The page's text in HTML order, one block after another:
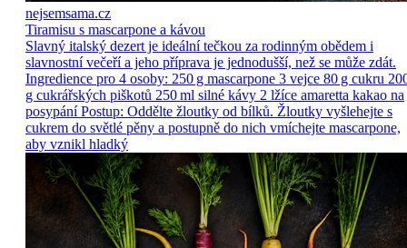
nejsemsama.cz
Tiramisu s mascarpone a kávou
Slavný italský dezert je ideální tečkou za rodinným obědem i
slavnostní večeří a jeho příprava je jednodušší, než se může zdát.
Ingredience pro 4 osoby: 250 g mascarpone 3 vejce 80 g cukru
g cukrářských piškotů 250 ml silné kávy 2 lžíce amaretta kakao na
posypání Postup: Oddělte žloutky od bílků. Žloutky vyšlehejte s
cukrem do světlé pěny a postupně do nich vmíchejte mascarpone,
aby vznikl hladký